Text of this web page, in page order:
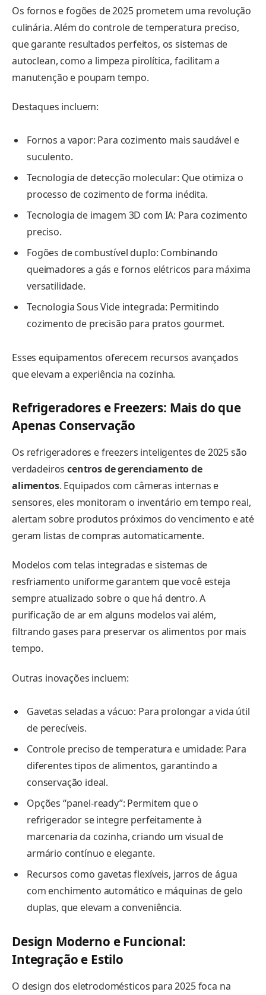
Os fornos e fogões de 2025 prometem uma revolução
culinária. Além do controle de temperatura preciso,
que garante resultados perfeitos, os sistemas de
autoclean, como a limpeza pirolítica, facilitam a
manutenção e poupam tempo.
Destaques incluem:
Fornos a vapor: Para cozimento mais saudável e
suculento.
Tecnologia de detecção molecular: Que otimiza o
processo de cozimento de forma inédita.
Tecnologia de imagem 3D com IA: Para cozimento
preciso.
Fogões de combustível duplo: Combinando
queimadores a gás e fornos elétricos para máxima
versatilidade.
Tecnologia Sous Vide integrada: Permitindo
cozimento de precisão para pratos gourmet.
Esses equipamentos oferecem recursos avançados
que elevam a experiência na cozinha.
Refrigeradores e Freezers: Mais do que
Apenas Conservação
Os refrigeradores e freezers inteligentes de 2025 são
verdadeiroscentros de gerenciamento de
alimentos. Equipados com câmeras internas e
sensores, eles monitoram o inventário em tempo real,
alertam sobre produtos próximos do vencimento e até
geram listas de compras automaticamente.
Modelos com telas integradas e sistemas de
resfriamento uniforme garantem que você esteja
sempre atualizado sobre o que há dentro. A
purificação de ar em alguns modelos vai além,
filtrando gases para preservar os alimentos por mais
tempo.
Outras inovações incluem:
Gavetas seladas a vácuo: Para prolongar a vida útil
de perecíveis.
Controle preciso de temperatura e umidade: Para
diferentes tipos de alimentos, garantindo a
conservação ideal.
Opções “panel-ready”: Permitem que o
refrigerador se integre perfeitamente à
marcenaria da cozinha, criando um visual de
armário contínuo e elegante.
Recursos como gavetas flexíveis, jarros de água
com enchimento automático e máquinas de gelo
duplas, que elevam a conveniência.
Design Moderno e Funcional:
Integração e Estilo
O design dos eletrodomésticos para 2025 foca na